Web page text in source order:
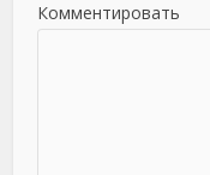
Комментировать